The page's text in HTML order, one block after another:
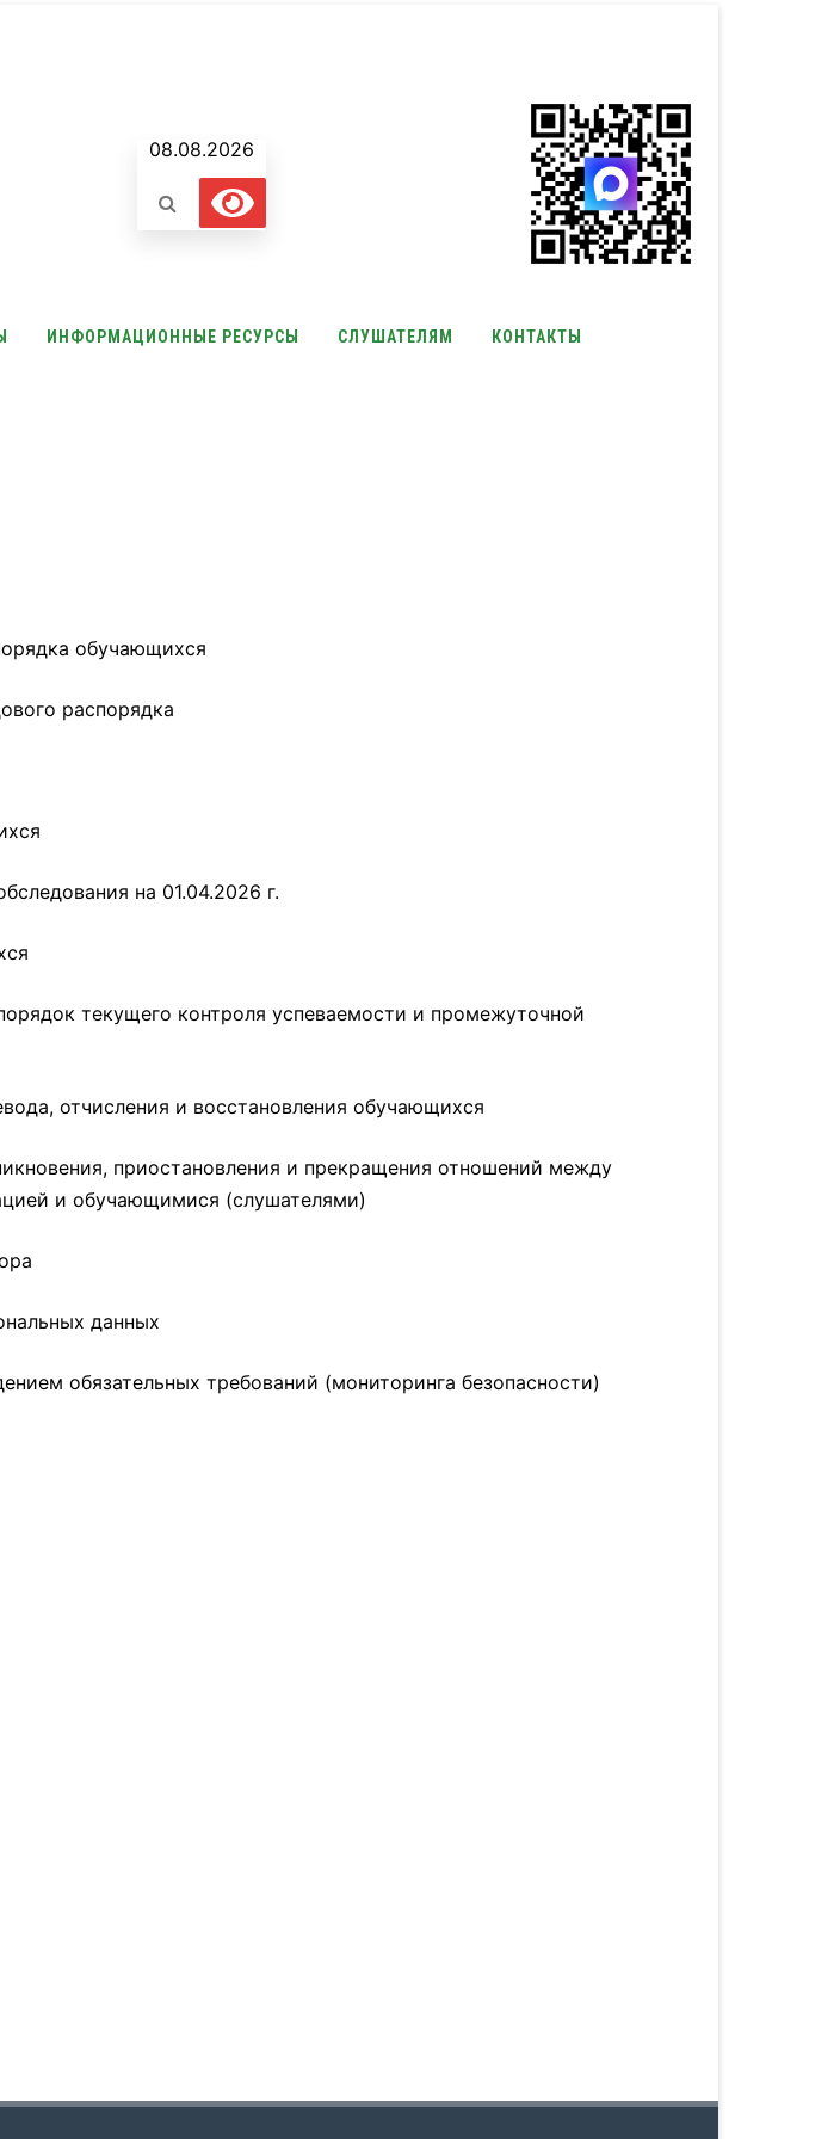
08.08.2026
ИНФОРМАЦИОННЫЕ РЕСУРСЫ СЛУШАТЕЛЯМ КОНТАКТЫ
обучающихся
распорядка
на 01.04.2026 г.
текущего контроля успеваемости и промежуточной
отчисления и восстановления обучающихся
приостановления и прекращения отношений между
и обучающимися (слушателями)
данных
обязательных требований (мониторинга безопасности)